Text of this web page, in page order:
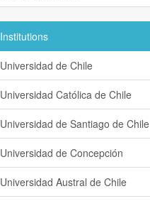
Institutions
Universidad de Chile
Universidad Católica de Chile
Universidad de Santiago de Chile
Universidad de Concepción
Universidad Austral de Chile